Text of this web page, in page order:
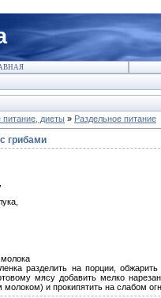
питание, диеты » Раздельное питание
грибами
разделить на порции,
мясу добавить мелко
и прокипятить на слабом